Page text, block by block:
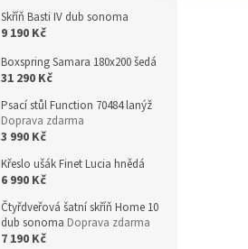
Skříň Basti IV dub sonoma
9 190 Kč
Boxspring Samara 180x200 šedá
31 290 Kč
Psací stůl Function 70484 lanýž
Doprava zdarma
3 990 Kč
Křeslo ušák Finet Lucia hnědá
6 990 Kč
Čtyřdveřová šatní skříň Home 10
dub sonoma Doprava zdarma
7 190 Kč